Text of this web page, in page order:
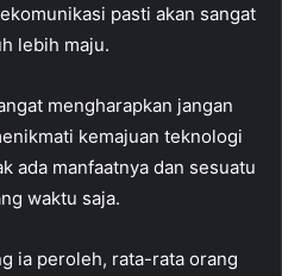
pasti akan sangat
lebih maju.
mengharapkan jangan
kemajuan teknologi
ada manfaatnya dan sesuatu
waktu saja.
ia peroleh, rata-rata orang